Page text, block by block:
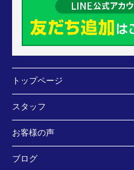
トップページ
スタッフ
お客様の声
ブログ